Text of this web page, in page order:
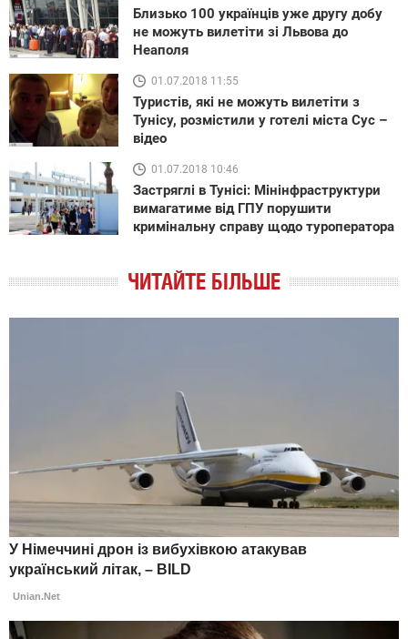
Близько 100 українців уже другу добу
не можуть вилетіти зі Львова до
Неаполя
01.07.2018 11:55
Туристів, які не можуть вилетіти з
Тунісу, розмістили у готелі міста Сус –
відео
01.07.2018 10:46
Застряглі в Тунісі: Мінінфраструктури
вимагатиме від ГПУ порушити
кримінальну справу щодо туроператора
ЧИТАЙТЕ БІЛЬШЕ